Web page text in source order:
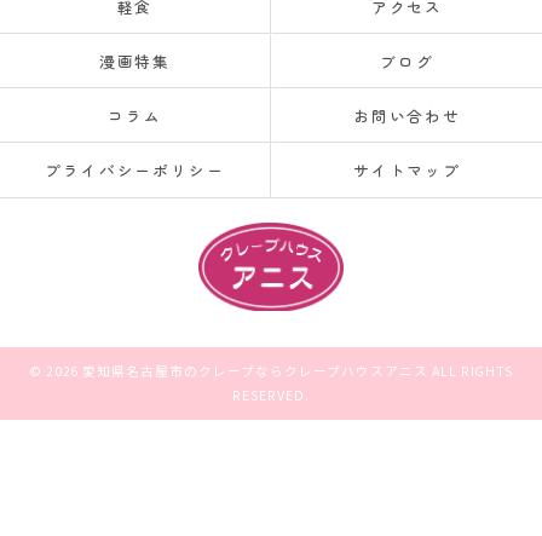
軽食 アクセス
漫画特集 ブログ
コラム お問い合わせ
プライバシーポリシー サイトマップ
© 2026 愛知県名古屋市のクレープならクレープハウスアニス ALL RIGHTS
RESERVED.